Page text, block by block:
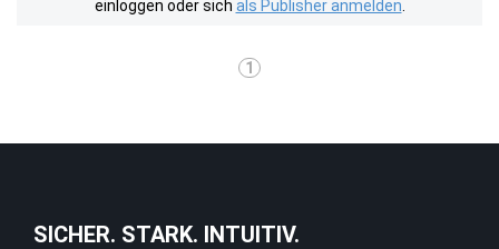
einloggen oder sich als Publisher anmelden
1
SICHER. STARK. INTUITIV.